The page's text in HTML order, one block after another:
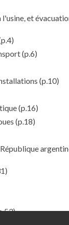
et
(p.6)
(p.10)
(p.16)
(p.18)